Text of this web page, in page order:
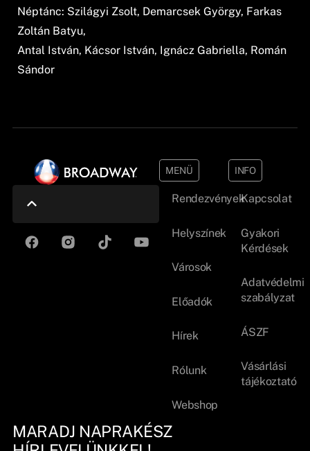
Néptánc: Szilágyi Zsolt, Demarcsek György, Farkas
Zoltán Batyu,
Antal István, Kácsor István, Ignácz Gabriella, Román
Sándor
MENÜ
Rendezvények
Helyszínek
Városok
Előadók
Hírek
Rólunk
Webshop
INFO
Kapcsolat
Gyakori
Kérdések
Adatvédelmi
szabályzat
ÁSZF
Vásárlási
tájékoztató
MARADJ NAPRAKÉSZ